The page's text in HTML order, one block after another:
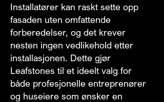
Installatører kan raskt sette opp
fasaden uten omfattende
forberedelser, og det krever
nesten ingen vedlikehold etter
installasjonen. Dette gjør
Leafstones til et ideelt valg for
både profesjonelle entreprenører
og huseiere som ønsker en